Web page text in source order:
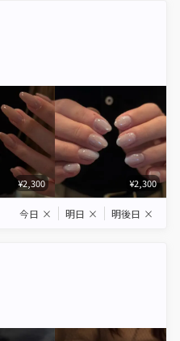
¥2,300 ¥2,300
今日 × 明日 × 明後日 ×